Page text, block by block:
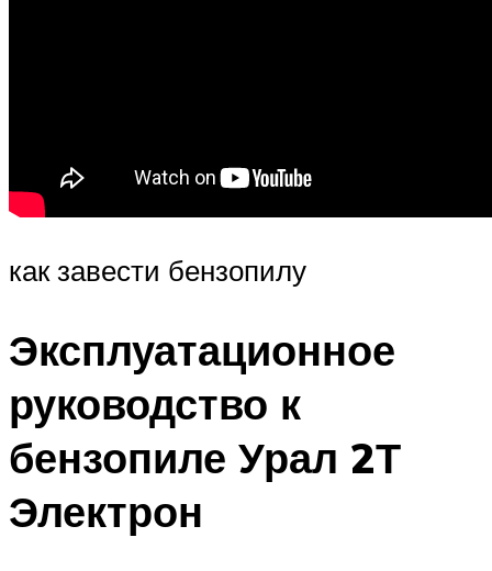
как завести бензопилу
Эксплуатационное
руководство к
бензопиле Урал 2Т
Электрон